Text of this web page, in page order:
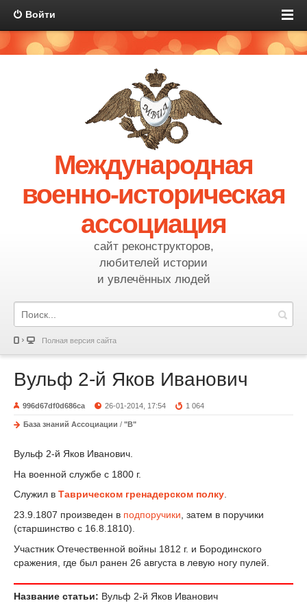
Войти
Международная
военно-историческая
ассоциация
сайт реконструкторов,
любителей истории
и увлечённых людей
Полная версия сайта
Вульф 2-й Яков Иванович
996d67df0d686ca 26-01-2014, 17:54 1 064
База знаний Ассоциации / "В"
Вульф 2-й Яков Иванович.
На военной службе с 1800 г.
Служил в Таврическом гренадерском полку.
23.9.1807 произведен в подпоручики , затем в поручики
(старшинство с 16.8.1810).
Участник Отечественной войны 1812 г. и Бородинского
сражения, где был ранен 26 августа в левую ногу пулей.
Название статьи: Вульф 2-й Яков Иванович